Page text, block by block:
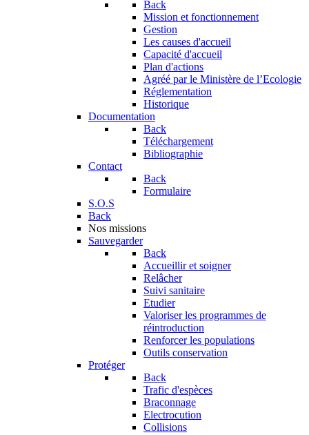
Back
Mission et fonctionnement
Gestion
Les causes d'accueil
Capacité d'accueil
Plan d'actions
Agréé par le Ministère de l’Ecologie
Réglementation
Historique
Documentation
Back
Téléchargement
Bibliographie
Contact
Back
Formulaire
S.O.S
Back
Nos missions
Sauvegarder
Back
Accueillir et soigner
Relâcher
Suivi sanitaire
Etudier
Valoriser les programmes de
réintroduction
Renforcer les populations
Outils conservation
Protéger
Back
Trafic d'espèces
Braconnage
Electrocution
Collisions